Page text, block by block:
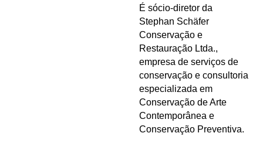
É sócio-diretor da
Stephan Schäfer
Conservação e
Restauração Ltda.,
empresa de serviços de
conservação e consultoria
especializada em
Conservação de Arte
Contemporânea e
Conservação Preventiva.